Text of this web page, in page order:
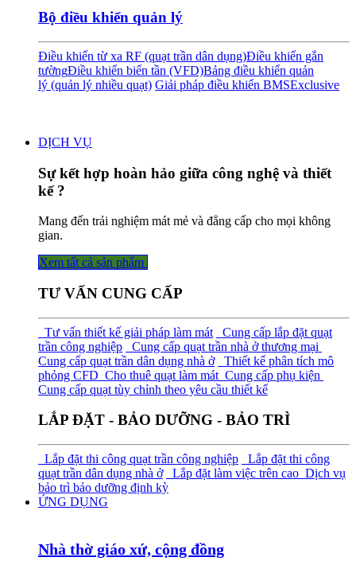
Bộ điều khiển quản lý
Điều khiển từ xa RF (quạt trần dân dụng)Điều khiển gắn
tườngĐiều khiển biến tần (VFD)Bảng điều khiển quản
lý (quản lý nhiều quạt) Giải pháp điều khiển BMSExclusive
DỊCH VỤ
Sự kết hợp hoàn hảo giữa công nghệ và thiết
kế ?
Mang đến trải nghiệm mát mẻ và đẳng cấp cho mọi không
gian.
Xem tất cả sả​​​​n phẩm
TƯ VẤN CUNG CẤP
Tư vấn thiết kế giải pháp làm mát
Cung cấp lắp đặt quạt
trần công nghiệp
Cung cấp quạt trần nhà ở thương mại
Cung cấp quạt trần dân dụng nhà ở
Thiết kế phân tích mô
phỏng CFD Cho thuê quạt làm mát Cung cấp phụ kiện
Cung cấp quạt tùy chỉnh theo yêu cầu thiết kế
LẮP ĐẶT - BẢO DƯỠNG - BẢO TRÌ
Lắp đặt thi công quạt trần công nghiệp
Lắp đặt thi công
quạt trần dân dụng nhà ở
Lắp đặt làm việc trên cao Dịch vụ
bảo trì bảo dưỡng định kỳ
ỨNG DỤNG
Nhà thờ giáo xứ, cộng đồng